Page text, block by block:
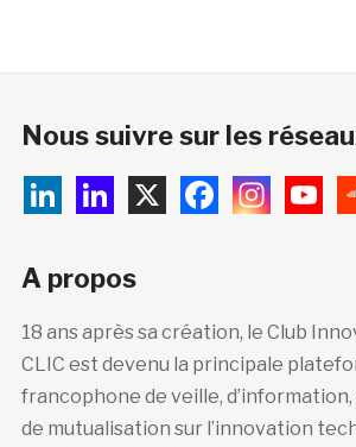
Nous suivre sur les
A propos
18 ans après sa création, le Club
CLIC est devenu la principale
francophone de veille,
de mutualisation sur l’innovation